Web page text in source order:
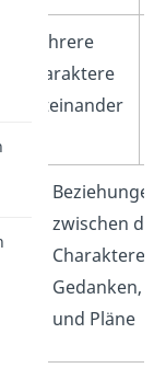
mehrere
Charaktere
miteinander
Beziehungen
zwischen den
Charakteren
Gedanken,
und Pläne